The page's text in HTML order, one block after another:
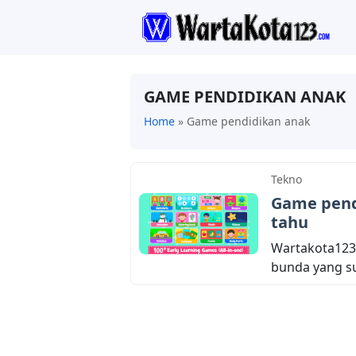
GAME PENDIDIKAN ANAK
Home » Game pendidikan anak
Tekno
Game
tahu
bunda yang